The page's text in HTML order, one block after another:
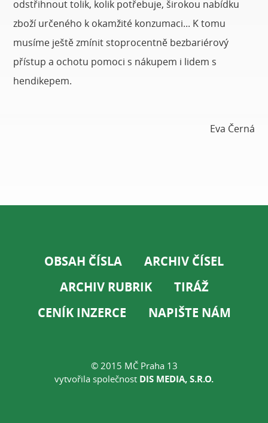
odstřihnout tolik, kolik potřebuje, širokou nabídku
zboží určeného k okamžité konzumaci... K tomu
musíme ještě zmínit stoprocentně bezbariérový
přístup a ochotu pomoci s nákupem i lidem s
hendikepem.
Eva Černá
OBSAH ČÍSLA
ARCHIV ČÍSEL
ARCHIV RUBRIK
TIRÁŽ
CENÍK INZERCE
NAPIŠTE NÁM
© 2015 MČ Praha 13
vytvořila společnost DIS MEDIA, S.R.O.